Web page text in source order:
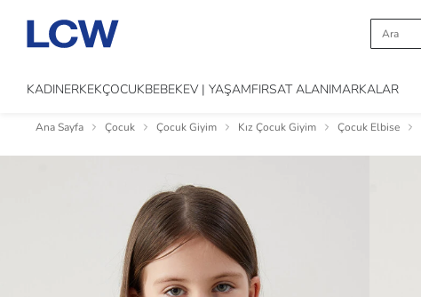
KADINERKEKÇOCUKBEBEKEV | YAŞAMFIRSAT ALANIMARKALAR
Ana Sayfa Çocuk Çocuk Giyim Kız Çocuk Giyim Çocuk Elbise